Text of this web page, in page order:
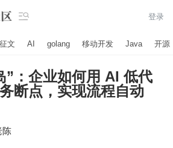
 登录
文 AI golang 移动开发 Java 开源
”：企业如何用 AI 低代
断点，实现流程自动
陈